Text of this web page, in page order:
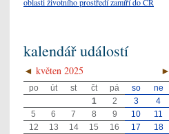
kalendář událostí
◄ ►
květen 2025
po út st čt pá so
ne
1
2 3
4
5
6 7 8 9 10
11
12
13 14 15 16 17
18